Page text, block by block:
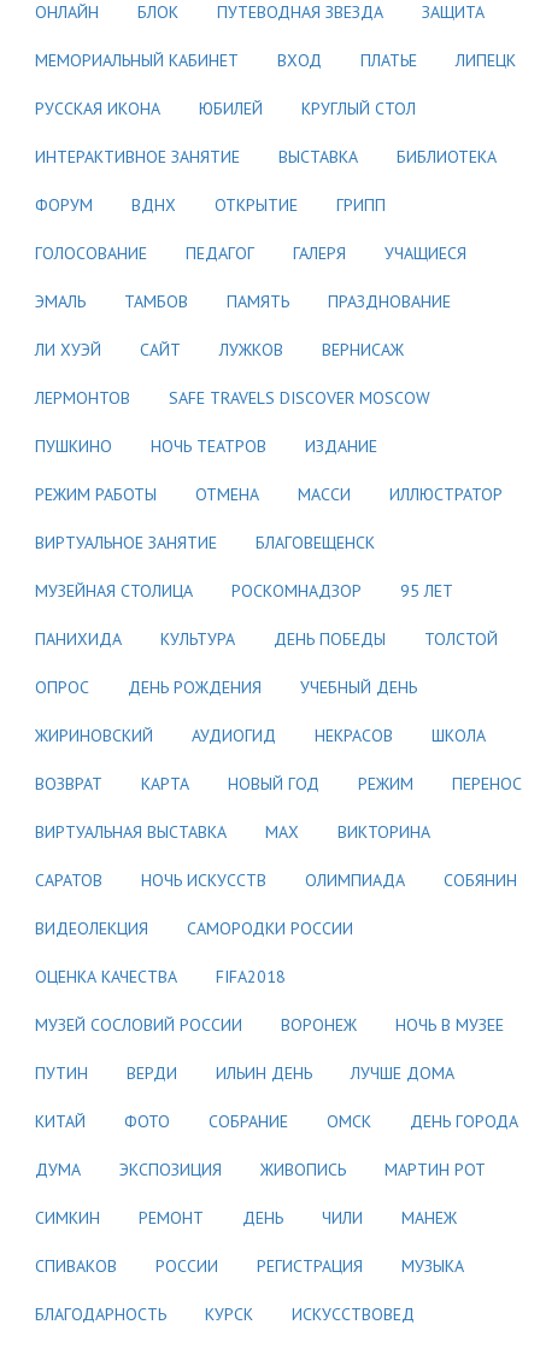
ОНЛАЙН БЛОК ПУТЕВОДНАЯ ЗВЕЗДА ЗАЩИТА
МЕМОРИАЛЬНЫЙ КАБИНЕТ ВХОД ПЛАТЬЕ ЛИПЕЦК
РУССКАЯ ИКОНА ЮБИЛЕЙ КРУГЛЫЙ СТОЛ
ИНТЕРАКТИВНОЕ ЗАНЯТИЕ ВЫСТАВКА БИБЛИОТЕКА
ФОРУМ ВДНХ ОТКРЫТИЕ ГРИПП
ГОЛОСОВАНИЕ ПЕДАГОГ ГАЛЕРЯ УЧАЩИЕСЯ
ЭМАЛЬ ТАМБОВ ПАМЯТЬ ПРАЗДНОВАНИЕ
ЛИ ХУЭЙ САЙТ ЛУЖКОВ ВЕРНИСАЖ
ЛЕРМОНТОВ SAFE TRAVELS DISCOVER MOSCOW
ПУШКИНО НОЧЬ ТЕАТРОВ ИЗДАНИЕ
РЕЖИМ РАБОТЫ ОТМЕНА МАССИ ИЛЛЮСТРАТОР
ВИРТУАЛЬНОЕ ЗАНЯТИЕ БЛАГОВЕЩЕНСК
МУЗЕЙНАЯ СТОЛИЦА РОСКОМНАДЗОР 95 ЛЕТ
ПАНИХИДА КУЛЬТУРА ДЕНЬ ПОБЕДЫ ТОЛСТОЙ
ОПРОС ДЕНЬ РОЖДЕНИЯ УЧЕБНЫЙ ДЕНЬ
ЖИРИНОВСКИЙ АУДИОГИД НЕКРАСОВ ШКОЛА
ВОЗВРАТ КАРТА НОВЫЙ ГОД РЕЖИМ ПЕРЕНОС
ВИРТУАЛЬНАЯ ВЫСТАВКА МАХ ВИКТОРИНА
САРАТОВ НОЧЬ ИСКУССТВ ОЛИМПИАДА СОБЯНИН
ВИДЕОЛЕКЦИЯ САМОРОДКИ РОССИИ
ОЦЕНКА КАЧЕСТВА FIFA2018
МУЗЕЙ СОСЛОВИЙ РОССИИ ВОРОНЕЖ НОЧЬ В МУЗЕЕ
ПУТИН ВЕРДИ ИЛЬИН ДЕНЬ ЛУЧШЕ ДОМА
КИТАЙ ФОТО СОБРАНИЕ ОМСК ДЕНЬ ГОРОДА
ДУМА ЭКСПОЗИЦИЯ ЖИВОПИСЬ МАРТИН РОТ
СИМКИН РЕМОНТ ДЕНЬ ЧИЛИ МАНЕЖ
СПИВАКОВ РОССИИ РЕГИСТРАЦИЯ МУЗЫКА
БЛАГОДАРНОСТЬ КУРСК ИСКУССТВОВЕД